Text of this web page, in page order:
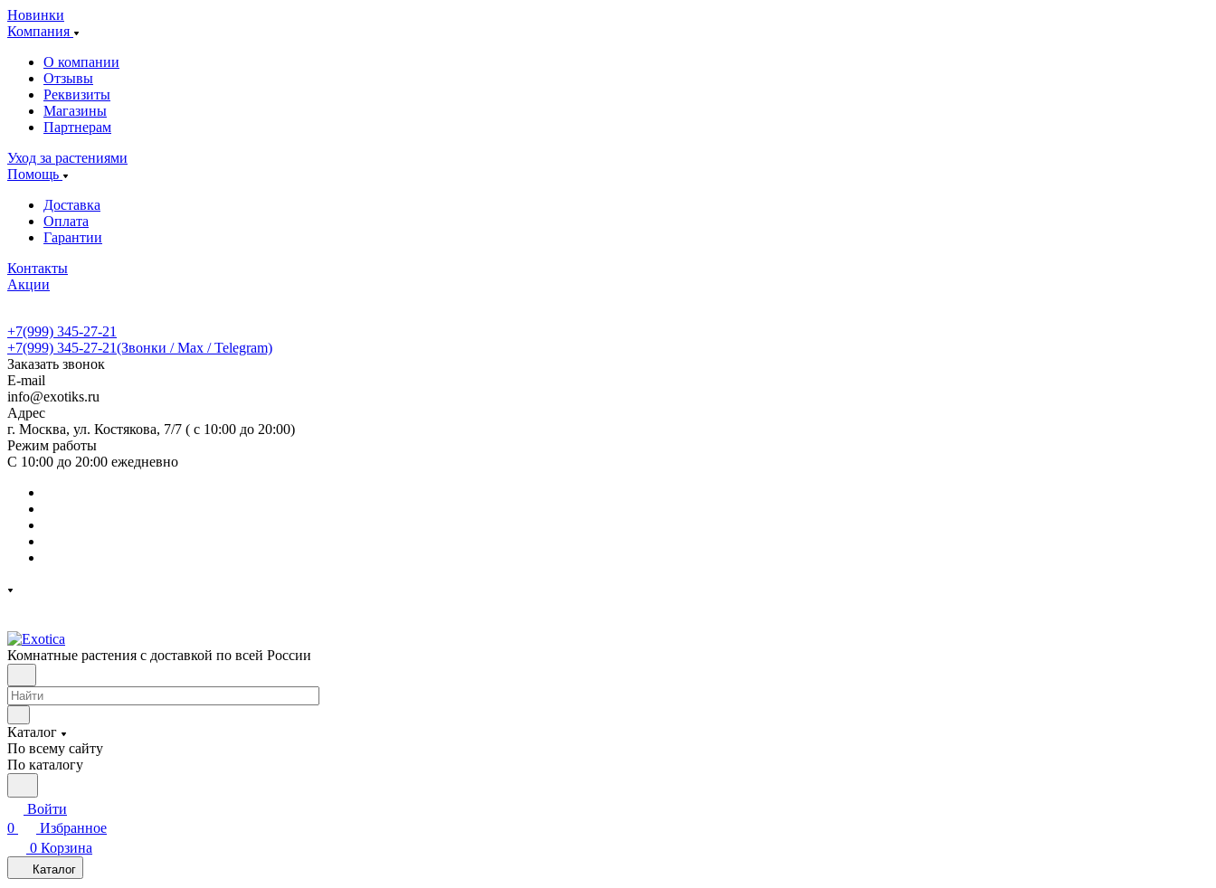
Новинки
Компания
О компании
Отзывы
Реквизиты
Магазины
Партнерам
Уход за растениями
Помощь
Доставка
Оплата
Гарантии
Контакты
Акции
+7(999) 345-27-21
+7(999) 345-27-21(Звонки / Max / Telegram)
Заказать звонок
E-mail
info@exotiks.ru
Адрес
г. Москва, ул. Костякова, 7/7 ( с 10:00 до 20:00)
Режим работы
С 10:00 до 20:00 ежедневно
Комнатные растения с доставкой по всей России
Каталог
По всему сайту
По каталогу
Войти
0
Избранное
0 Корзина
Каталог